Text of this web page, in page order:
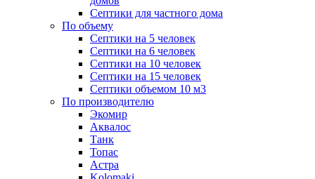
Септики для частного дома
По объему
Септики на 5 человек
Септики на 6 человек
Септики на 10 человек
Септики на 15 человек
Септики объемом 10 м3
По производителю
Экомир
Аквалос
Танк
Топас
Астра